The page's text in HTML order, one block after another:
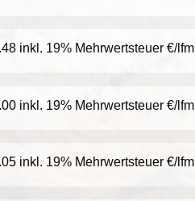
inkl. 19% Mehrwertsteuer €/lfm
inkl. 19% Mehrwertsteuer €/lfm
inkl. 19% Mehrwertsteuer €/lfm